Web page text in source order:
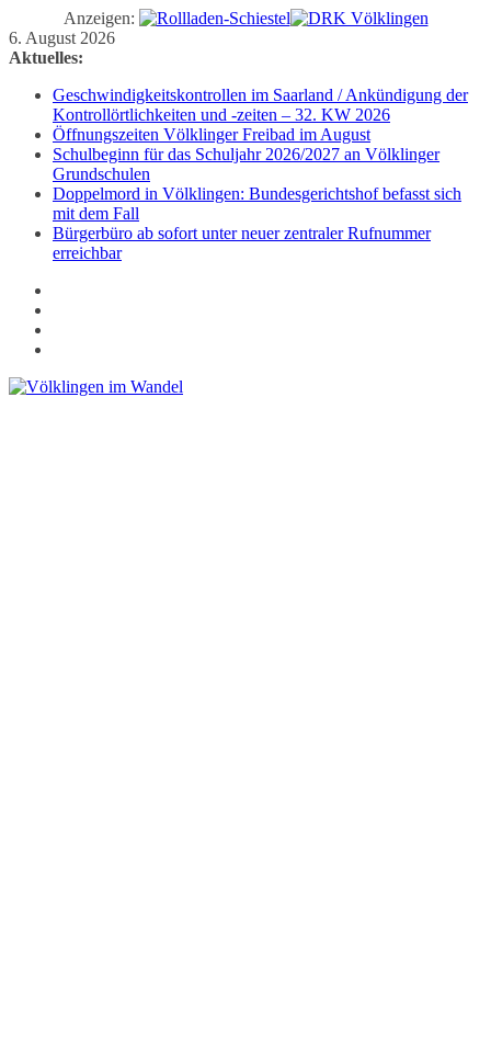
Anzeigen:
Zum
Inhalt
6. August 2026
Aktuelles:
Geschwindigkeitskontrollen im Saarland / Ankündigung der
Kontrollörtlichkeiten und -zeiten – 32. KW 2026
Öffnungszeiten Völklinger Freibad im August
Schulbeginn für das Schuljahr 2026/2027 an Völklinger
Grundschulen
Doppelmord in Völklingen: Bundesgerichtshof befasst sich
mit dem Fall
Bürgerbüro ab sofort unter neuer zentraler Rufnummer
erreichbar